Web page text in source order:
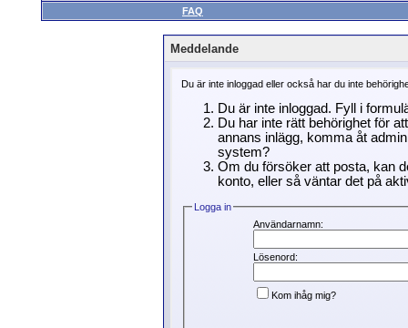
FAQ
Meddelande
Du är inte inloggad eller också har du inte
Du är inte inloggad. Fyll i
Du har inte rätt behörighet för
annans inlägg, komma åt
system?
Om du försöker att posta, kan
konto, eller så väntar det på
Logga in
Användarnamn:
Lösenord:
Kom ihåg mig?